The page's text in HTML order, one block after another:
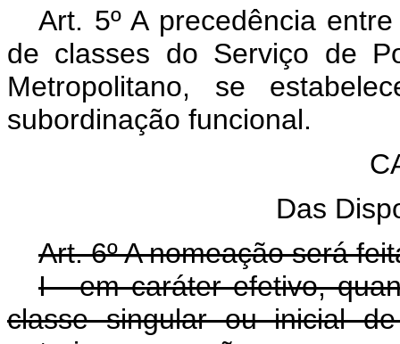
Art. 5º A precedência
de classes do Serviço de
Metropolitano, se
subordinação funcional.
Das
Art. 6º A nomeação será
I - em caráter efetivo,
classe singular ou inicial